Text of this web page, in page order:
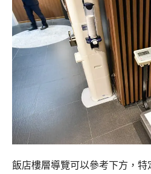
飯店樓層導覽可以參考下方，